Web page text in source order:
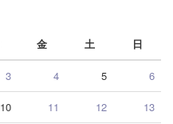
金 土 日
3 4 5 6
10 11 12 13